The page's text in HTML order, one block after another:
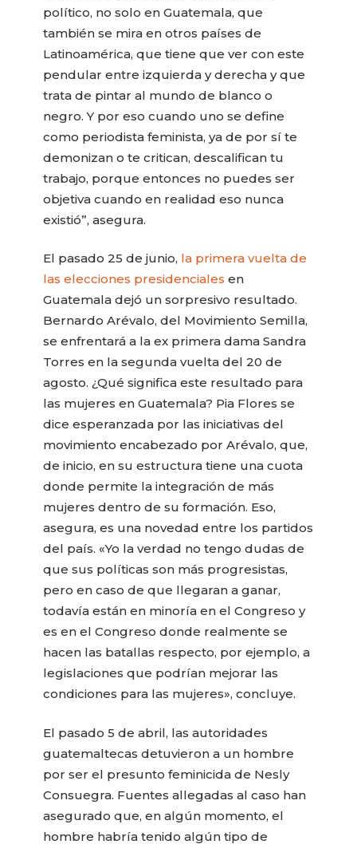
político, no solo en Guatemala, que
también se mira en otros países de
Latinoamérica, que tiene que ver con este
pendular entre izquierda y derecha y que
trata de pintar al mundo de blanco o
negro. Y por eso cuando uno se define
como periodista feminista, ya de por sí te
demonizan o te critican, descalifican tu
trabajo, porque entonces no puedes ser
objetiva cuando en realidad eso nunca
existió”, asegura.
El pasado 25 de junio, la primera vuelta de
las elecciones presidenciales en
Guatemala dejó un sorpresivo resultado.
Bernardo Arévalo, del Movimiento Semilla,
se enfrentará a la ex primera dama Sandra
Torres en la segunda vuelta del 20 de
agosto. ¿Qué significa este resultado para
las mujeres en Guatemala? Pia Flores se
dice esperanzada por las iniciativas del
movimiento encabezado por Arévalo, que,
de inicio, en su estructura tiene una cuota
donde permite la integración de más
mujeres dentro de su formación. Eso,
asegura, es una novedad entre los partidos
del país. «Yo la verdad no tengo dudas de
que sus políticas son más progresistas,
pero en caso de que llegaran a ganar,
todavía están en minoría en el Congreso y
es en el Congreso donde realmente se
hacen las batallas respecto, por ejemplo, a
legislaciones que podrían mejorar las
condiciones para las mujeres», concluye.
El pasado 5 de abril, las autoridades
guatemaltecas detuvieron a un hombre
por ser el presunto feminicida de Nesly
Consuegra. Fuentes allegadas al caso han
asegurado que, en algún momento, el
hombre habría tenido algún tipo de